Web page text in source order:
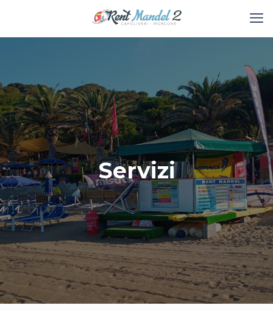
Servizi